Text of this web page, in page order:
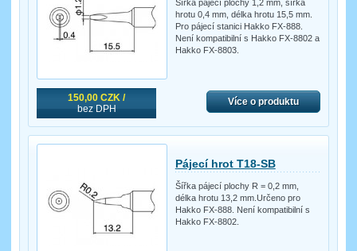
150,00 CZK /
bez DPH
Šířka pájecí plochy 1,2 mm, šířka
hrotu 0,4 mm, délka hrotu 15,5 mm.
Pro pájecí stanici Hakko FX-888.
Není kompatibilní s Hakko FX-8802 a
Hakko FX-8803.
Více o produktu
Pájecí hrot T18-SB
Šířka pájecí plochy R = 0,2 mm,
délka hrotu 13,2 mm.Určeno pro
Hakko FX-888. Není kompatibilní s
Hakko FX-8802.